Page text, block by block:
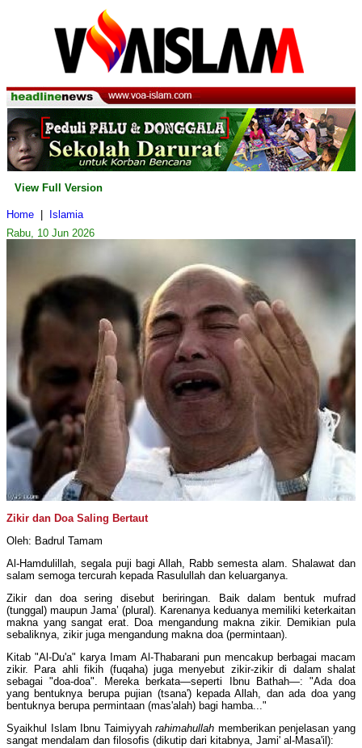
View Full Version
Home
Islamia
Rabu, 10 Jun 2026
Zikir dan Doa Saling Bertaut
Oleh: Badrul Tamam
Al-Hamdulillah, segala puji bagi Allah, Rabb semesta alam. Shalawat dan
salam semoga tercurah kepada Rasulullah dan keluarganya.
Zikir dan doa sering disebut beriringan. Baik dalam bentuk mufrad
(tunggal) maupun Jama’ (plural). Karenanya keduanya memiliki keterkaitan
makna yang sangat erat. Doa mengandung makna zikir. Demikian pula
sebaliknya, zikir juga mengandung makna doa (permintaan).
Kitab "Al-Du'a" karya Imam Al-Thabarani pun mencakup berbagai macam
zikir. Para ahli fikih (fuqaha) juga menyebut zikir-zikir di dalam shalat
sebagai "doa-doa". Mereka berkata—seperti Ibnu Bathah—: "Ada doa
yang bentuknya berupa pujian (tsana') kepada Allah, dan ada doa yang
bentuknya berupa permintaan (mas'alah) bagi hamba..."
Syaikhul Islam Ibnu Taimiyyahrahimahullah memberikan penjelasan yang
sangat mendalam dan filosofis (dikutip dari kitabnya, Jami' al-Masa'il):